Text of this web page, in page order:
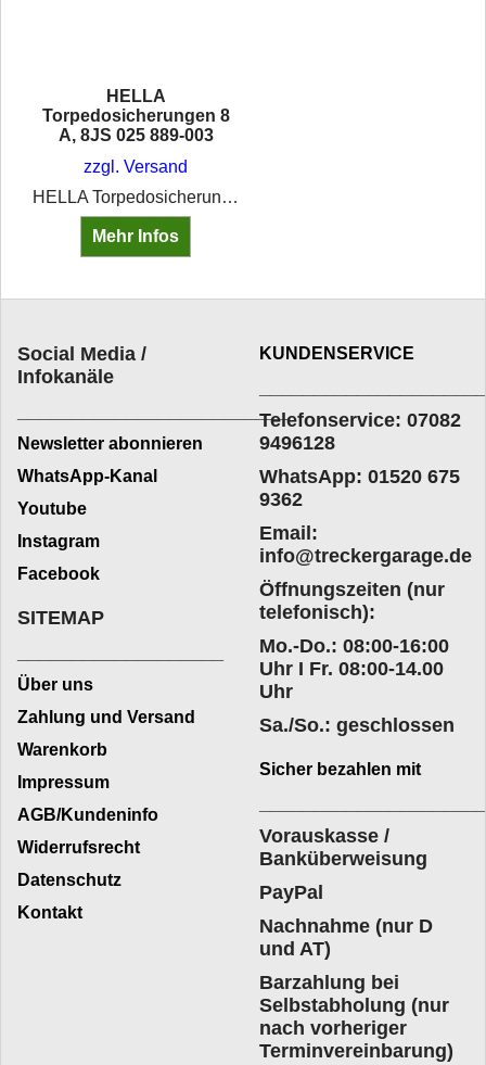
HELLA
Torpedosicherungen 8
A, 8JS 025 889-003
zzgl. Versand
HELLA Torpedosicherung - 8A - weiß
Mehr Infos
Social Media /
Infokanäle
_________________________
Newsletter abonnieren
WhatsApp-Kanal
Youtube
Instagram
Facebook
KUNDENSERVICE
Telefonservice: 07082
9496128
WhatsApp: 01520 675
9362
Email:
info@treckergarage.de
Öffnungszeiten (nur
telefonisch):
Mo.-Do.: 08:00-16:00
Uhr I Fr. 08:00-14.00
Uhr
Sa./So.: geschlossen
SITEMAP
Über uns
Zahlung und Versand
Warenkorb
Impressum
AGB/Kundeninfo
Widerrufsrecht
Datenschutz
Kontakt
Sicher bezahlen mit
Vorauskasse /
Banküberweisung
PayPal
Nachnahme (nur D
und AT)
Barzahlung bei
Selbstabholung (nur
nach vorheriger
Terminvereinbarung)